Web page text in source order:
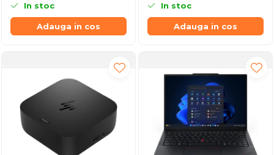
Hub-uri USB
Genți & Rucsacuri
Rucsacuri & Genți Laptop
Kit-uri Tastatura si Mouse
UPS
Prize cu Protecție
USB & Card Readers
In stoc
Adauga in cos
In stoc
Adauga in cos